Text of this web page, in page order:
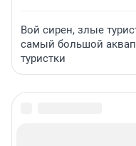
Вой сирен, злые
самый большой
туристки